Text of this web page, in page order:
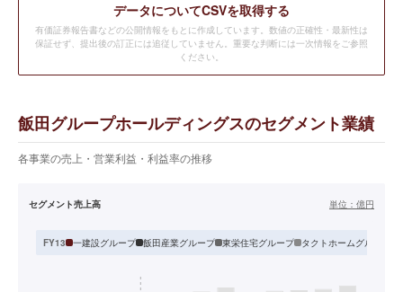
データについてCSVを取得する
有価証券報告書などの公開情報をもとに作成しています。数値の正確性・最新性は
保証せず、提出後の訂正には追従していません。重要な判断には一次情報をご参照
ください。
飯田グループホールディングスのセグメント業績
各事業の売上・営業利益・利益率の推移
セグメント売上高 単位： 億円
FY13 一建設グループ 飯田産業グループ 東栄住宅グループ タクトホームグループ